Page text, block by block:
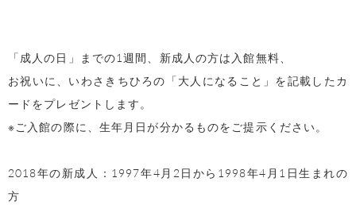
「成人の日」までの1週間、新成人の方は入館無料、
お祝いに、いわさきちひろの「大人になること」を記載したカ
ードをプレゼントします。
※ご入館の際に、生年月日が分かるものをご提示ください。
2018年の新成人：1997年4月2日から1998年4月1日生まれの
方